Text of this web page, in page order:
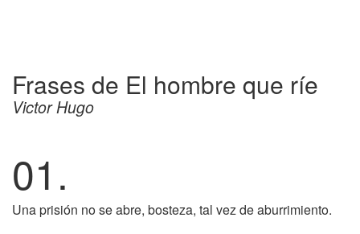
Frases de El hombre que ríe
Victor Hugo
01.
Una prisión no se abre, bosteza, tal vez de aburrimiento.